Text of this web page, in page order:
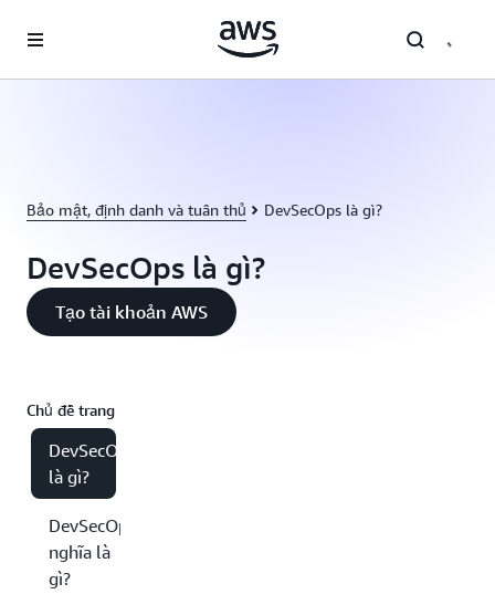
Bảo mật, định danh và tuân thủ DevSecOps là gì?
DevSecOps là gì?
Tạo tài khoản AWS
Chủ đề trang
DevSecOps
là gì?
DevSecOps
nghĩa là
gì?